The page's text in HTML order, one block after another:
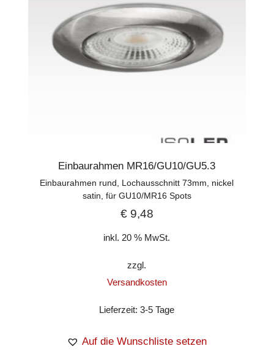
Einbaurahmen MR16/GU10/GU5.3
Einbaurahmen rund, Lochausschnitt 73mm, nickel
satin, für GU10/MR16 Spots
€9,48
inkl. 20 % MwSt.
zzgl.
Versandkosten
Lieferzeit:3-5 Tage
Auf die Wunschliste setzen